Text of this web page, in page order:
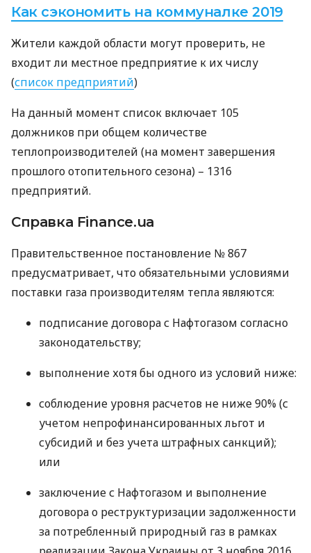
Как сэкономить на коммуналке 2019
Жители каждой области могут проверить, не
входит ли местное предприятие к их числу
(список предприятий)
На данный момент список включает 105
должников при общем количестве
теплопроизводителей (на момент завершения
прошлого отопительного сезона) – 1316
предприятий.
Справка Finance.ua
Правительственное постановление № 867
предусматривает, что обязательными условиями
поставки газа производителям тепла являются:
подписание договора с Нафтогазом согласно
законодательству;
выполнение хотя бы одного из условий ниже:
соблюдение уровня расчетов не ниже 90% (с
учетом непрофинансированных льгот и
субсидий и без учета штрафных санкций);
или
заключение с Нафтогазом и выполнение
договора о реструктуризации задолженности
за потребленный природный газ в рамках